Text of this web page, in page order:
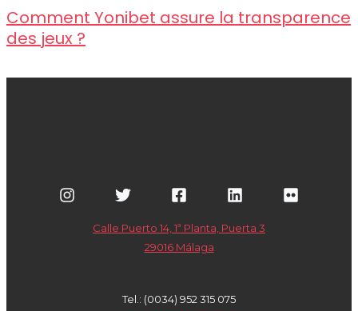
Comment Yonibet assure la transparence
des jeux ?
Calle Puerto 14, 1ª Planta, Puerta 3
29016 Málaga
Tel.: (0034) 952 315 075